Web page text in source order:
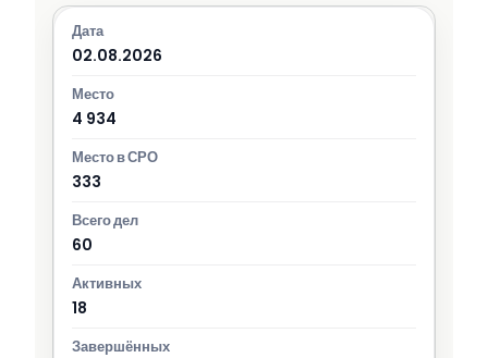
02.08.2026
4 934
333
60
18